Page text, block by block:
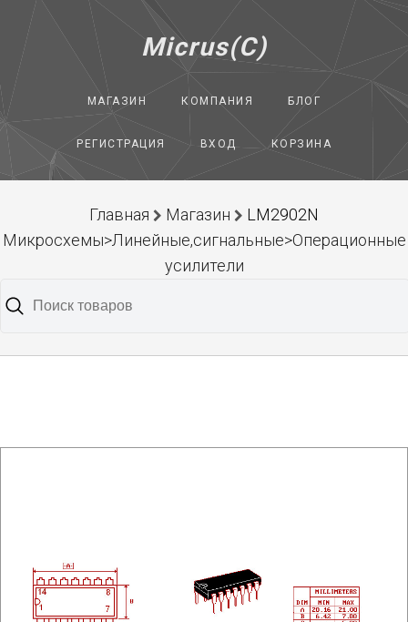
Micrus(C)
МАГАЗИН КОМПАНИЯ БЛОГ
РЕГИСТРАЦИЯ ВХОД КОРЗИНА
Главная Магазин
LM2902N
Микросхемы>Линейные,сигнальные>Операционные
усилители